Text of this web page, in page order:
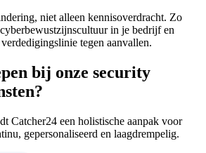
niet alleen kennisoverdracht. Zo
in je bedrijf en
tegen aanvallen.
bij onze security
Catcher24 een holistische aanpak voor
gepersonaliseerd en laagdrempelig.